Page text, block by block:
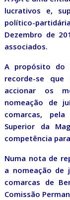
lucrativos e,
político-
Dezembro de
associados.
A propósito do
recorde-se que
accionar os
nomeação de
comarcas,
Superior da
competência
Numa nota de
a nomeação de
comarcas de
Comissão